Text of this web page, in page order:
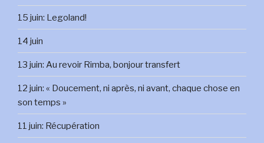
15 juin: Legoland!
14 juin
13 juin: Au revoir Rimba, bonjour transfert
12 juin: « Doucement, ni après, ni avant, chaque chose en
son temps »
11 juin: Récupération